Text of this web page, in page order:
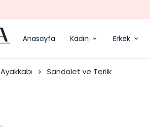
Anasayfa Kadın Erkek
Ayakkabı Sandalet ve Terlik